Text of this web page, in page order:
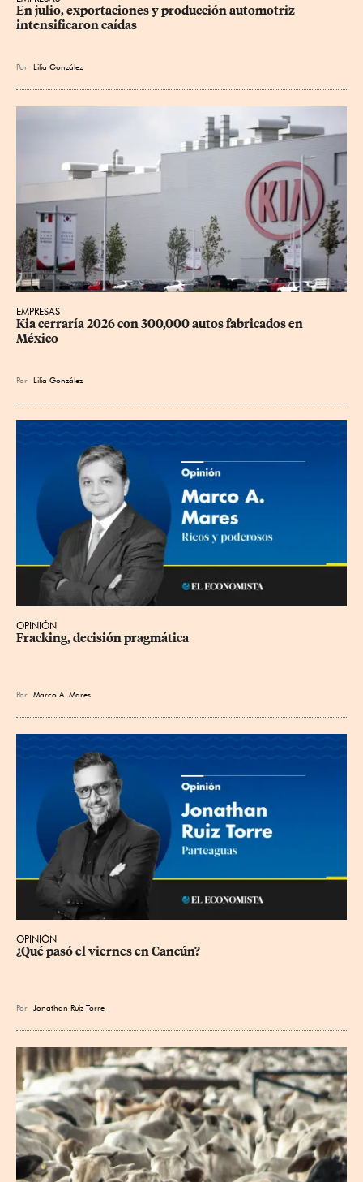
En julio, exportaciones y producción automotriz
intensificaron caídas
Por Lilia González
EMPRESAS
Kia cerraría 2026 con 300,000 autos fabricados en
México
Por Lilia González
OPINIÓN
Fracking, decisión pragmática
Por Marco A. Mares
OPINIÓN
¿Qué pasó el viernes en Cancún?
Por Jonathan Ruiz Torre